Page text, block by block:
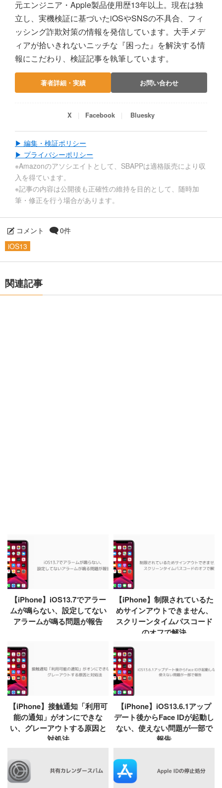
元エンジニア・Apple製品使用歴13年以上。現在は独
立し、実機検証に基づいたiOSやSNSの不具合、フィ
ッシング詐欺対策の情報を発信しています。大手メデ
ィアが拾いきれないニッチな『困った』を解決する情
報にこだわり、検証記事を執筆しています。
著者詳細・実績 お問い合わせ
X Facebook Bluesky
▶ 編集・検証ポリシー
▶ プライバシーポリシー
※Amazonのアソシエイトとして、SBAPPは適格販売により収
入を得ています。
※記事の内容は公開後も正確性の維持を目的として、随時加
筆・修正を行う場合があります。
コメント
0件
iOS13
関連記事
【iPhone】iOS13.7でアラー
ムが鳴らない、設定してない
アラームが鳴る問題が報告
【iPhone】制限されているた
めサインアウトできません、
スクリーンタイムパスコード
のオフで解決
【iPhone】接触通知「利用可
能の通知」がオンにできな
い、グレーアウトする原因と
対処法
【iPhone】iOS13.6.1アップ
デート後からFace IDが起動し
ない、使えない問題が一部で
報告